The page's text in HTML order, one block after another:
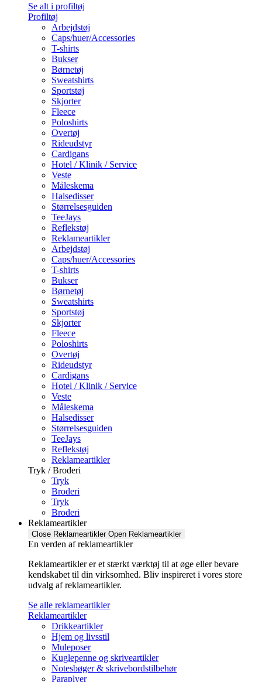
Se alt i profiltøj
Profiltøj
Arbejdstøj
Caps/huer/Accessories
T-shirts
Bukser
Børnetøj
Sweatshirts
Sportstøj
Skjorter
Fleece
Poloshirts
Overtøj
Rideudstyr
Cardigans
Hotel / Klinik / Service
Veste
Måleskema
Halsedisser
Størrelsesguiden
TeeJays
Reflekstøj
Reklameartikler
Arbejdstøj
Caps/huer/Accessories
T-shirts
Bukser
Børnetøj
Sweatshirts
Sportstøj
Skjorter
Fleece
Poloshirts
Overtøj
Rideudstyr
Cardigans
Hotel / Klinik / Service
Veste
Måleskema
Halsedisser
Størrelsesguiden
TeeJays
Reflekstøj
Reklameartikler
Tryk / Broderi
Tryk
Broderi
Tryk
Broderi
Reklameartikler
Close Reklameartikler Open Reklameartikler
En verden af reklameartikler ​
Reklameartikler er et stærkt værktøj til at øge eller bevare
kendskabet til din virksomhed. Bliv inspireret i vores store
udvalg af reklameartikler.
Se alle reklameartikler
Reklameartikler
Drikkeartikler
Hjem og livsstil
Muleposer
Kuglepenne og skriveartikler
Notesbøger & skrivebordstilbehør
Paraplyer